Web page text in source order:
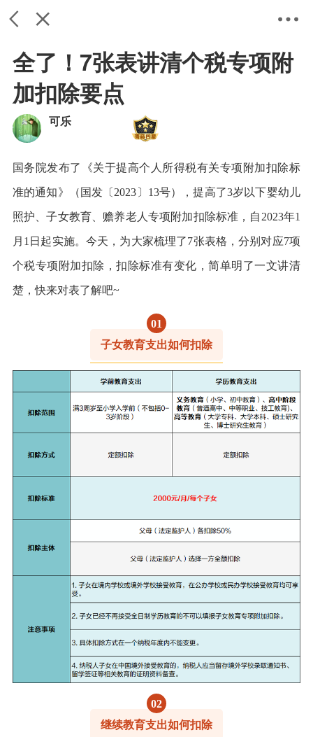
返回 关闭 设置
全了！7张表讲清个税专项附
加扣除要点
可乐
国务院发布了《关于提高个人所得税有关专项附加扣除标
准的通知》（国发〔2023〕13号），提高了3岁以下婴幼儿
照护、子女教育、赡养老人专项附加扣除标准，自2023年1
月1日起实施。今天，为大家梳理了7张表格，分别对应7项
个税专项附加扣除，扣除标准有变化，简单明了一文讲清
楚，快来对表了解吧~
01
子女教育支出如何扣除
02
继续教育支出如何扣除